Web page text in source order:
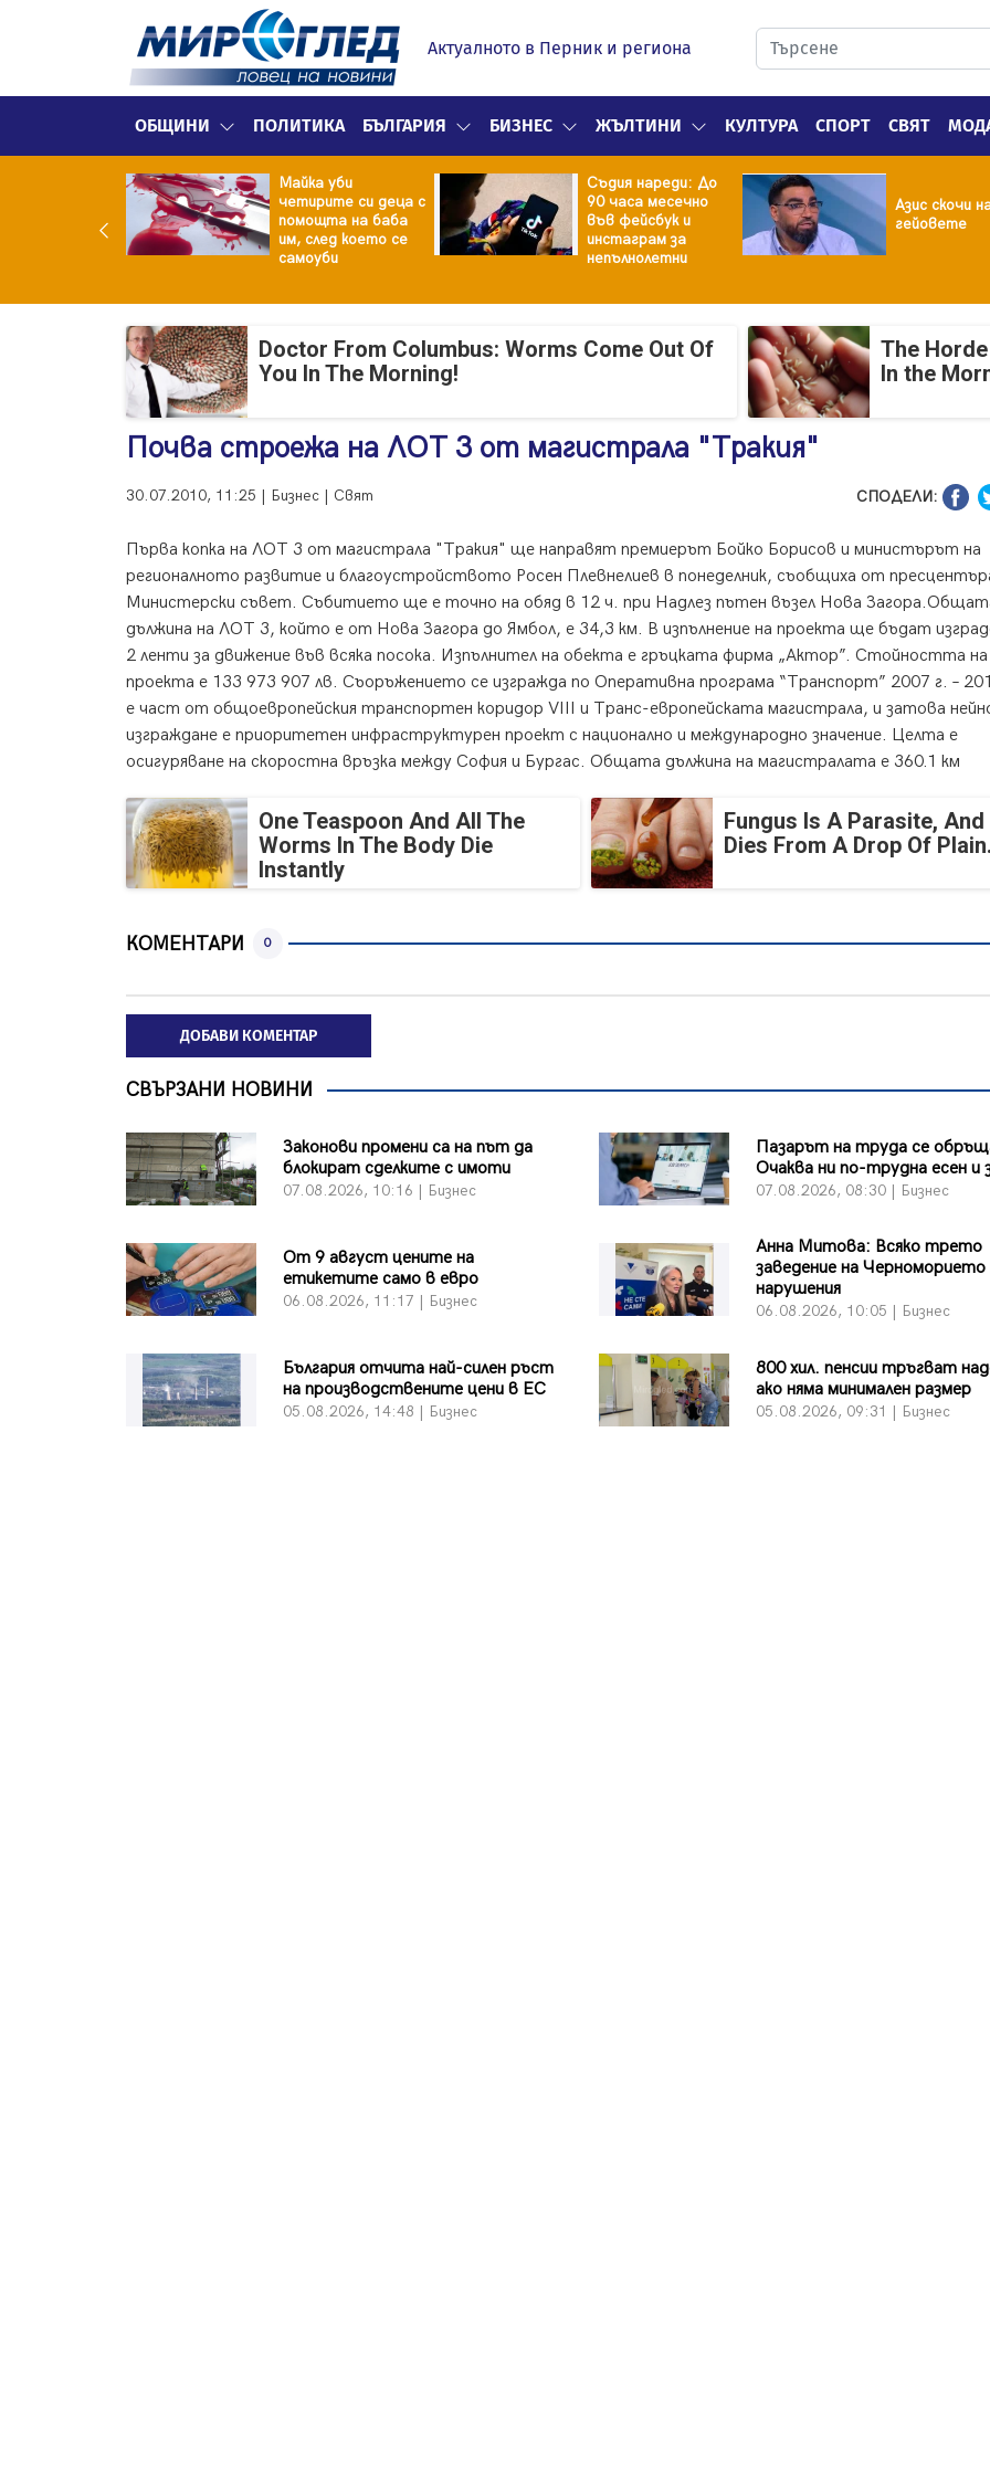
Актуалното в Перник и региона
ОБЩИНИ ПОЛИТИКА БЪЛГАРИЯ БИЗНЕС ЖЪЛТИНИ КУЛТУРА СПОРТ СВЯТ
и полово
Майка уби
четирите си деца с
помощта на баба
им, след което се
самоуби
Съдия нареди: До
90 часа месечно
във фейсбук и
инстаграм за
непълнолетни
Азис скочи
гейовете
Doctor From Columbus: Worms Come Out Of
You In The Morning!
The
In the
Почва строежа на ЛОТ 3 от магистрала "Тракия"
30.07.2010, 11:25 | Бизнес | Свят СПОДЕЛИ:
Първа копка на ЛОТ 3 от магистрала "Тракия" ще направят премиерът Бойко Борисов и министърът на
регионалното развитие и благоустройството Росен Плевнелиев в понеделник, съобщиха от
Министерски съвет. Събитието ще е точно на обяд в 12 ч. при Надлез пътен възел Нова
дължина на ЛОТ 3, който е от Нова Загора до Ямбол, е 34,3 км. В изпълнение на проекта ще бъдат
2 ленти за движение във всяка посока. Изпълнител на обекта е гръцката фирма „Актор”. Стойността на
проекта е 133 973 907 лв. Съоръжението се изгражда по Оперативна програма “Транспорт” 2007 г. –
е част от общоевропейския транспортен коридор VІІІ и Транс-европейската магистрала, и затова
изграждане е приоритетен инфраструктурен проект с национално и международно значение. Целта е
осигуряване на скоростна връзка между София и Бургас. Общата дължина на магистралата е 360.1 км
One Teaspoon And All The
Worms In The Body Die
Instantly
Fungus Is A Parasite, And
Dies From A Drop Of
КОМЕНТАРИ 0
ДОБАВИ КОМЕНТАР
СВЪРЗАНИ НОВИНИ
Законови промени са на път да
блокират сделките с имоти
07.08.2026, 10:16 | Бизнес
Пазарът на труда се
Очаква ни по-трудна есен и
07.08.2026, 08:30 | Бизнес
От 9 август цените на
етикетите само в евро
06.08.2026, 11:17 | Бизнес
Анна Митова: Всяко трето
заведение на Черноморието
нарушения
06.08.2026, 10:05 | Бизнес
България отчита най-силен ръст
на производствените цени в ЕС
05.08.2026, 14:48 | Бизнес
800 хил. пенсии тръгват
ако няма минимален размер
05.08.2026, 09:31 | Бизнес